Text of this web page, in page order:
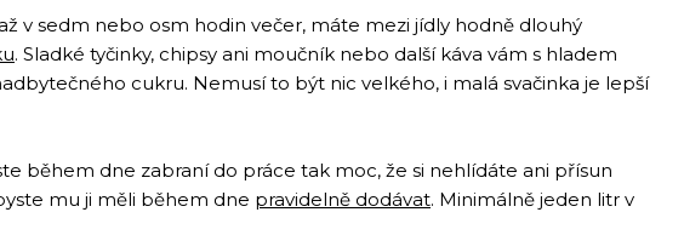
v sedm nebo osm hodin večer, máte mezi jídly hodně dlouhý
. Sladké tyčinky, chipsy ani moučník nebo další káva vám s hladem
cukru. Nemusí to být nic velkého, i malá svačinka je lepší
během dne zabraní do práce tak moc, že si nehlídáte ani přísun
mu ji měli během dne pravidelně dodávat. Minimálně jeden litr v